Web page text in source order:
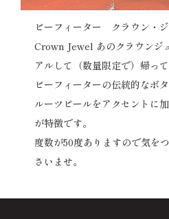
ビーフィーター クラウン・
Crown Jewel あのクラウンジ
アルして（数量限定で）帰って
ビーフィーターの伝統的なボ
ルーツピールをアクセントに
が特徴です。
度数が50度ありますので気を
さいませ。